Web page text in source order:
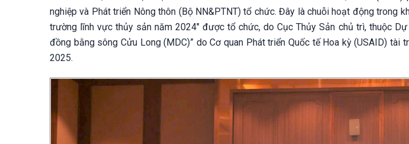
nghiệp và Phát triển Nông thôn (Bộ NN&PTNT) tổ chức. Đây là chuỗi hoạt động trong
trường lĩnh vực thủy sản năm 2024" được tổ chức, do Cục Thủy Sản chủ trì, thuộc Dự
đồng bằng sông Cửu Long (MDC)” do Cơ quan Phát triển Quốc tế Hoa kỳ (USAID) tài
2025.